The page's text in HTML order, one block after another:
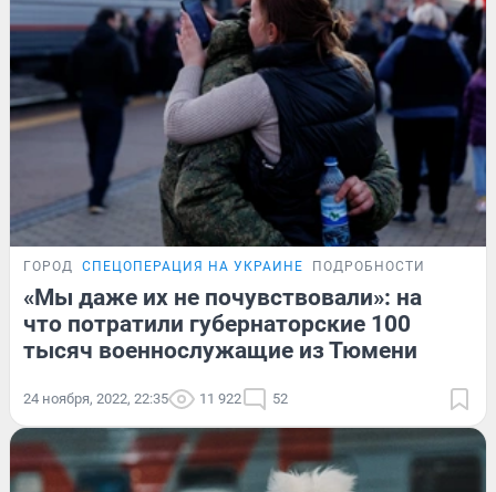
ГОРОД СПЕЦОПЕРАЦИЯ НА УКРАИНЕ ПОДРОБНОСТИ
«Мы даже их не почувствовали»: на
что потратили губернаторские 100
тысяч военнослужащие из Тюмени
24 ноября, 2022, 22:35 11 922 52